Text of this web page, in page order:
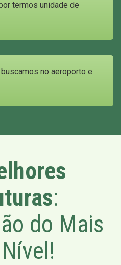
termos unidade de
no aeroporto e
:
do Mais